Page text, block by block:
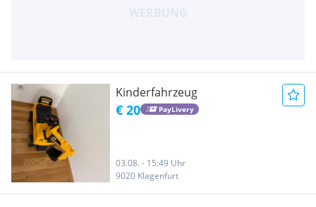
Kinderfahrzeug
€ 20 PayLivery
03.08. - 15:49 Uhr
9020 Klagenfurt